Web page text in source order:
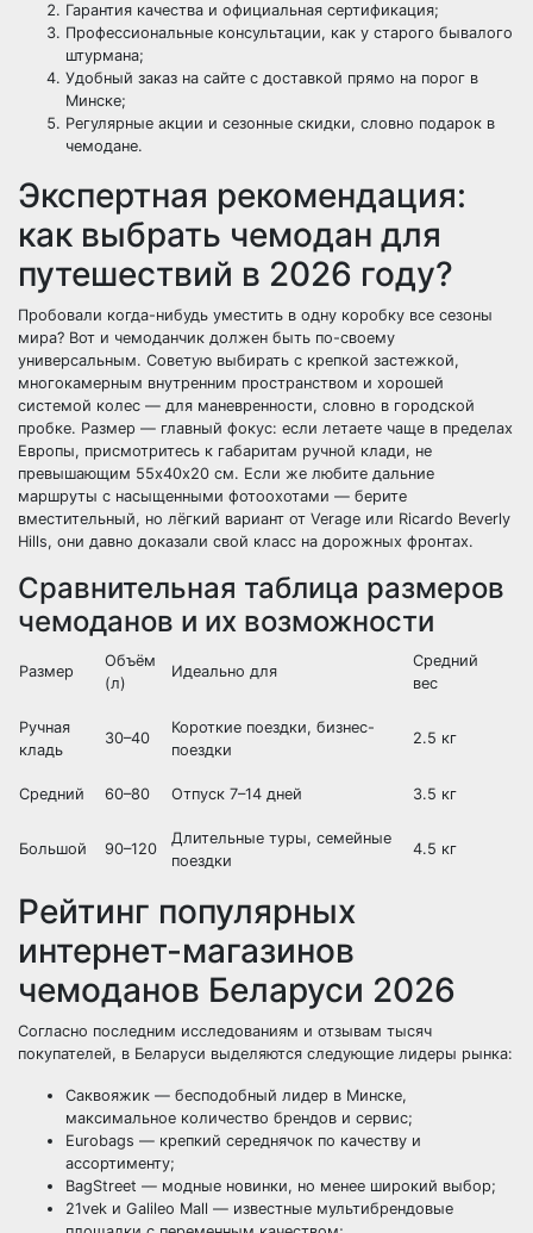
Гарантия качества и официальная сертификация;
Профессиональные консультации, как у старого бывалого
штурмана;
Удобный заказ на сайте с доставкой прямо на порог в
Минске;
Регулярные акции и сезонные скидки, словно подарок в
чемодане.
Экспертная рекомендация:
как выбрать чемодан для
путешествий в 2026 году?
Пробовали когда-нибудь уместить в одну коробку все сезоны
мира? Вот и чемоданчик должен быть по-своему
универсальным. Советую выбирать с крепкой застежкой,
многокамерным внутренним пространством и хорошей
системой колес — для маневренности, словно в городской
пробке. Размер — главный фокус: если летаете чаще в пределах
Европы, присмотритесь к габаритам ручной клади, не
превышающим 55х40х20 см. Если же любите дальние
маршруты с насыщенными фотоохотами — берите
вместительный, но лёгкий вариант от Verage или Ricardo Beverly
Hills, они давно доказали свой класс на дорожных фронтах.
Сравнительная таблица размеров
чемоданов и их возможности
Размер
Объём
(л)
Идеально для
Средний
вес
Ручная
кладь
30–40
Короткие поездки, бизнес-
поездки
2.5 кг
Средний 60–80 Отпуск 7–14 дней 3.5 кг
Большой 90–120
Длительные туры, семейные
поездки
4.5 кг
Рейтинг популярных
интернет-магазинов
чемоданов Беларуси 2026
Согласно последним исследованиям и отзывам тысяч
покупателей, в Беларуси выделяются следующие лидеры рынка:
Саквояжик — бесподобный лидер в Минске,
максимальное количество брендов и сервис;
Eurobags — крепкий середнячок по качеству и
ассортименту;
BagStreet — модные новинки, но менее широкий выбор;
21vek и Galileo Mall — известные мультибрендовые